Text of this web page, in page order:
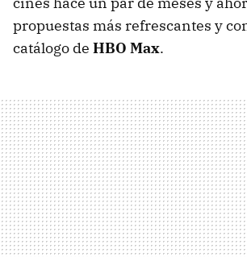
propuestas más refrescantes y
catálogo de HBO Max.